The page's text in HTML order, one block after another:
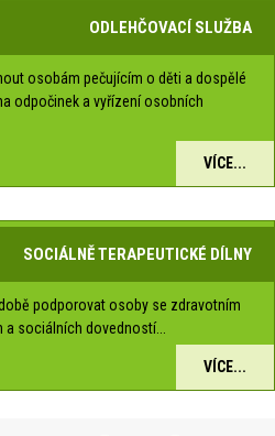
ODLEHČOVACÍ SLUŽBA
osobám pečujícím o děti a dospělé
odpočinek a vyřízení osobních
VÍCE...
SOCIÁLNĚ TERAPEUTICKÉ DÍLNY
podporovat osoby se zdravotním
sociálních dovedností...
VÍCE...